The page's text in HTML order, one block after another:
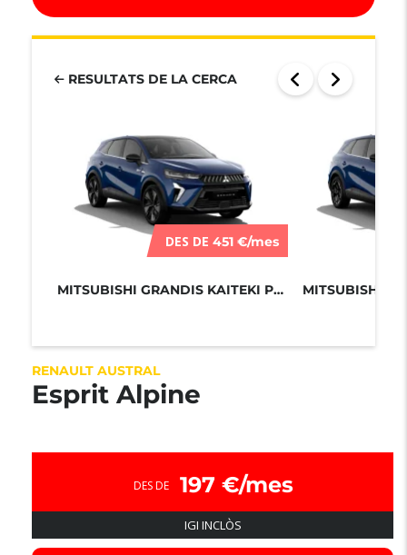
RESULTATS DE LA CERCA
DES DE 451 €/mes
MITSUBISHI GRANDIS KAITEKI PLUS 180...
RENAULT AUSTRAL
Esprit Alpine
DES DE 197 €/mes
IGI INCLÒS